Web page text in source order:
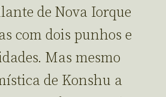
de Nova Iorque
com dois punhos e
Mas mesmo
de Konshu a